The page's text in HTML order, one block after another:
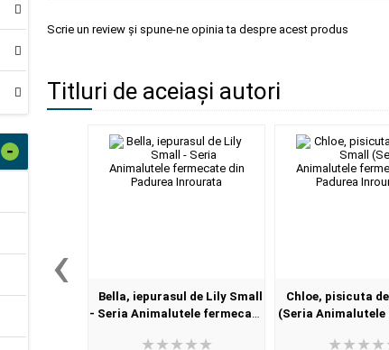
-
Scrie un review și spune-ne opinia ta despre acest produs
Titluri de aceiași autori
‹
Bella, iepurasul de Lily Small
- Seria Animalutele fermecate
Chloe, pisicuta de
(Seria